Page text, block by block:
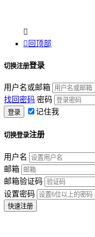

 回顶部
切换注册登录
用户名或邮箱
找回密码 密码
记住我
切换登录注册
用户名
邮箱
邮箱验证码
设置密码